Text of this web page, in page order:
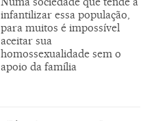
infantilizar essa população,
para muitos é impossível
aceitar sua
homossexualidade sem o
apoio da família